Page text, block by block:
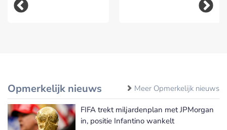
Opmerkelijk nieuws Meer Opmerkelijk nieuws
FIFA trekt miljardenplan met JPMorgan
in, positie Infantino wankelt